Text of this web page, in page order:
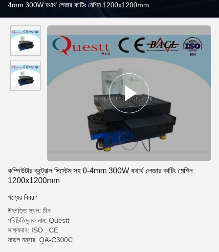
4mm 300W যথার্থ লেজার কাটিং মেশিন 1200x1200mm
কম্পিউটার কন্ট্রোল সিস্টেম সহ 0-4mm 300W যথার্থ লেজার কাটিং মেশিন
1200x1200mm
পণ্যের বিবরণ
উৎপত্তি স্থল: চীন
পরিচিতিমুলক নাম: Questt
সাক্ষ্যদান: ISO , CE
মডেল নম্বার: QA-C300C